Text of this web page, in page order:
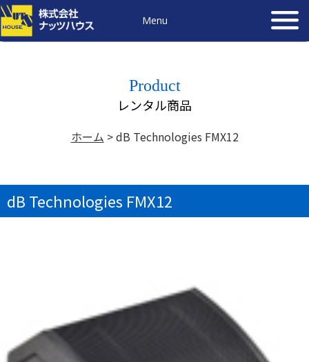
Menu
Product
レンタル商品
ホーム >dB Technologies FMX12
dB Technologies FMX12